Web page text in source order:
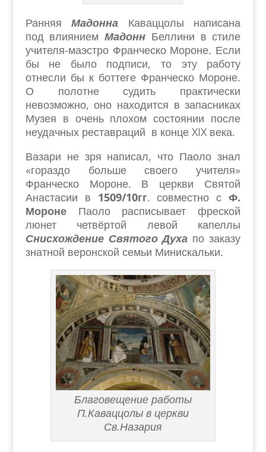
РанняяМадонна Каваццолы написана
под влияниемМадонн Беллини в стиле
учителя-маэстро Франческо Мороне. Если
бы не было подписи, то эту работу
отнесли бы к боттеге Франческо Мороне.
О полотне судить практически
невозможно, оно находится в запасниках
Музея в очень плохом состоянии после
неудачных реставраций в конце XIX века.
Вазари не зря написал, что Паоло знал
«гораздо больше своего учителя»
Франческо Мороне. В церкви Святой
Анастасии в 1509/10гг. совместно сФ.
МоронеПаоло расписывает фреской
люнет четвёртой левой капеллы
Снисхождение Святого Духа по заказу
знатной веронской семьи Минискальки.
Благовещение работы
П.Каваццолы в церкви
Св.Назария